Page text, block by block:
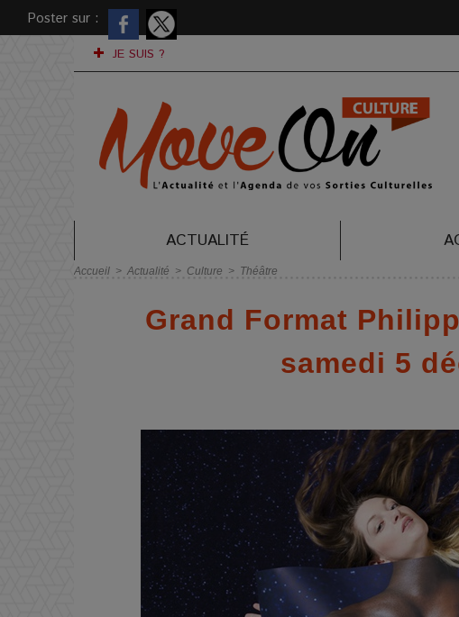
Poster sur :
JE SUIS ?
ACTUALITÉ
Accueil > Actualité > Culture > Théâtre
Grand Format
samedi 5